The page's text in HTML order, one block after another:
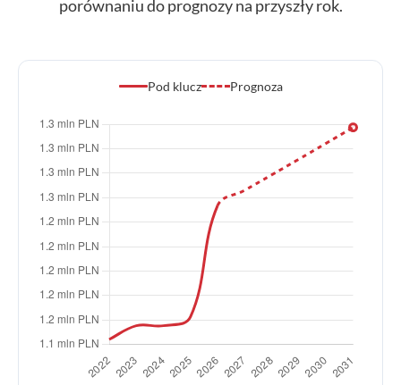
porównaniu do prognozy na przyszły rok.
Pod klucz Prognoza